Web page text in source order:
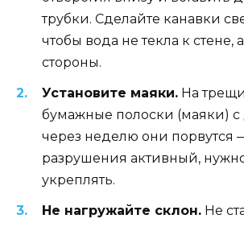
трубки. Сделайте канавки
чтобы вода не текла к стене,
стороны.
Установите маяки. На
бумажные полоски (маяки) с
через неделю они порвутся
разрушения активный,
укреплять.
Не нагружайте склон. Не